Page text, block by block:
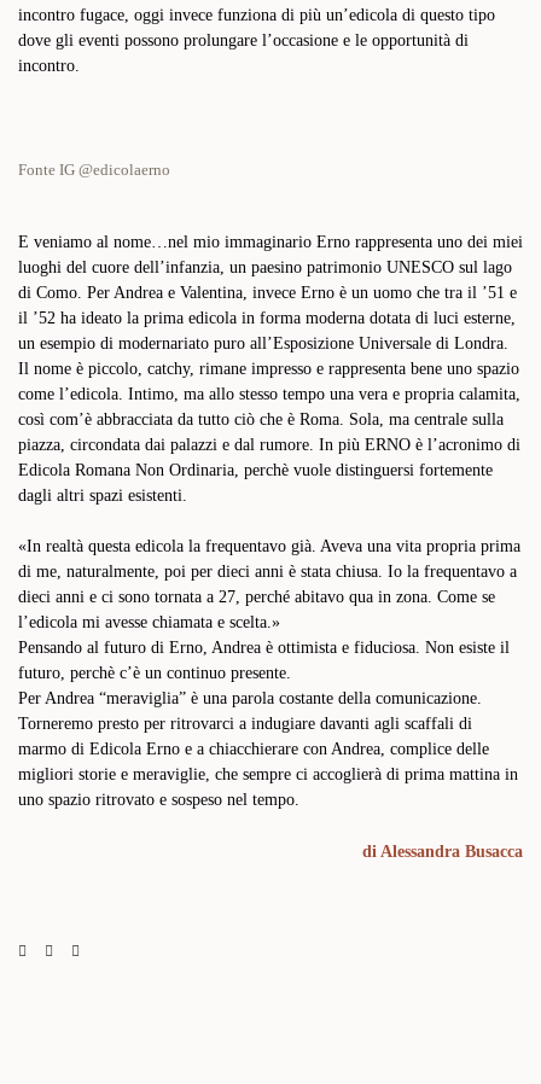
incontro fugace, oggi invece funziona di più un’edicola di questo tipo
dove gli eventi possono prolungare l’occasione e le opportunità di
incontro.
Fonte IG @edicolaerno
E veniamo al nome…nel mio immaginario Erno rappresenta uno dei miei
luoghi del cuore dell’infanzia, un paesino patrimonio UNESCO sul lago
di Como. Per Andrea e Valentina, invece Erno è un uomo che tra il ’51 e
il ’52 ha ideato la prima edicola in forma moderna dotata di luci esterne,
un esempio di modernariato puro all’Esposizione Universale di Londra.
Il nome è piccolo, catchy, rimane impresso e rappresenta bene uno spazio
come l’edicola. Intimo, ma allo stesso tempo una vera e propria calamita,
così com’è abbracciata da tutto ciò che è Roma. Sola, ma centrale sulla
piazza, circondata dai palazzi e dal rumore. In più ERNO è l’acronimo di
Edicola Romana Non Ordinaria, perchè vuole distinguersi fortemente
dagli altri spazi esistenti.
«In realtà questa edicola la frequentavo già. Aveva una vita propria prima
di me, naturalmente, poi per dieci anni è stata chiusa. Io la frequentavo a
dieci anni e ci sono tornata a 27, perché abitavo qua in zona. Come se
l’edicola mi avesse chiamata e scelta.»
Pensando al futuro di Erno, Andrea è ottimista e fiduciosa. Non esiste il
futuro, perchè c’è un continuo presente.
Per Andrea “meraviglia” è una parola costante della comunicazione.
Torneremo presto per ritrovarci a indugiare davanti agli scaffali di
marmo di Edicola Erno e a chiacchierare con Andrea, complice delle
migliori storie e meraviglie, che sempre ci accoglierà di prima mattina in
uno spazio ritrovato e sospeso nel tempo.
di Alessandra Busacca